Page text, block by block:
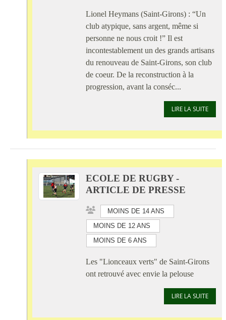
Lionel Heymans (Saint-Girons) : “Un
club atypique, sans argent, même si
personne ne nous croit !” Il est
incontestablement un des grands artisans
du renouveau de Saint-Girons, son club
de coeur. De la reconstruction à la
progression, avant la conséc...
LIRE LA SUITE
ECOLE DE RUGBY -
ARTICLE DE PRESSE
MOINS DE 14 ANS
MOINS DE 12 ANS
MOINS DE 6 ANS
Les "Lionceaux verts" de Saint-Girons
ont retrouvé avec envie la pelouse
LIRE LA SUITE